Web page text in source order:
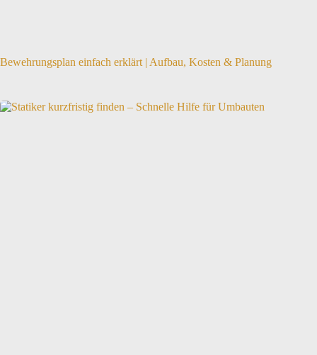
Bewehrungsplan einfach erklärt | Aufbau, Kosten & Planung